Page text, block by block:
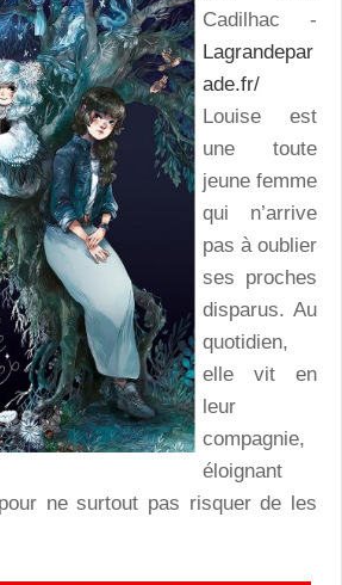
Cadilhac -
Lagrandepar
ade.fr/
Louise est
une toute
jeune femme
qui n’arrive
pas à oublier
ses proches
disparus. Au
quotidien,
elle vit en
leur
compagnie,
éloignant
ne surtout pas risquer de les